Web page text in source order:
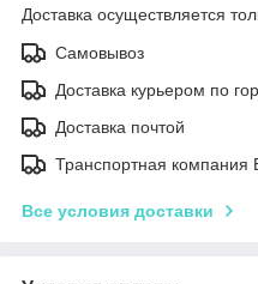
Доставка осуществляется
Самовывоз
Доставка курьером по
Доставка почтой
Транспортная компания
Все условия доставки